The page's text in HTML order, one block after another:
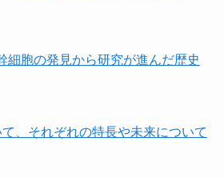
細胞の発見から研究が進んだ歴史
、それぞれの特長や未来について